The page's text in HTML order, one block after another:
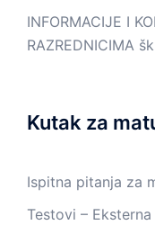
INFORMACIJE I
RAZREDNICIMA
Kutak za
Ispitna pitanja za
Testovi –